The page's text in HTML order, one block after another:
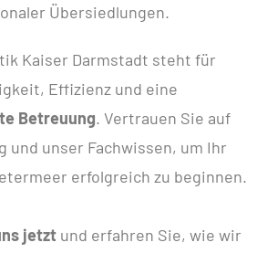
Übersiedlungen.
Kaiser Darmstadt steht für
Effizienz und eine
Betreuung. Vertrauen Sie auf
und unser Fachwissen, um Ihr
erfolgreich zu beginnen.
jetztund erfahren Sie, wie wir